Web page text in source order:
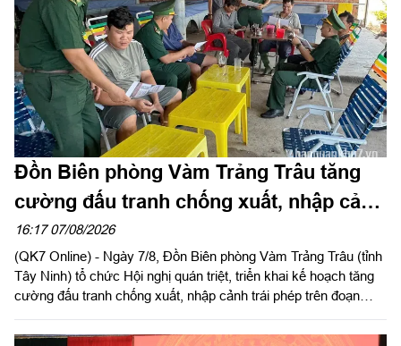
Đồn Biên phòng Vàm Trảng Trâu tăng
cường đấu tranh chống xuất, nhập cảnh
trái phép
16:17 07/08/2026
(QK7 Online) - Ngày 7/8, Đồn Biên phòng Vàm Trảng Trâu (tỉnh
Tây Ninh) tổ chức Hội nghị quán triệt, triển khai kế hoạch tăng
cường đấu tranh chống xuất, nhập cảnh trái phép trên đoạn